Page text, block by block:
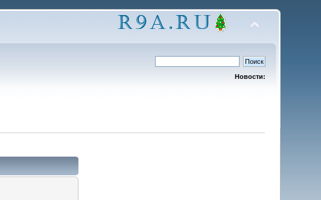
Новости: